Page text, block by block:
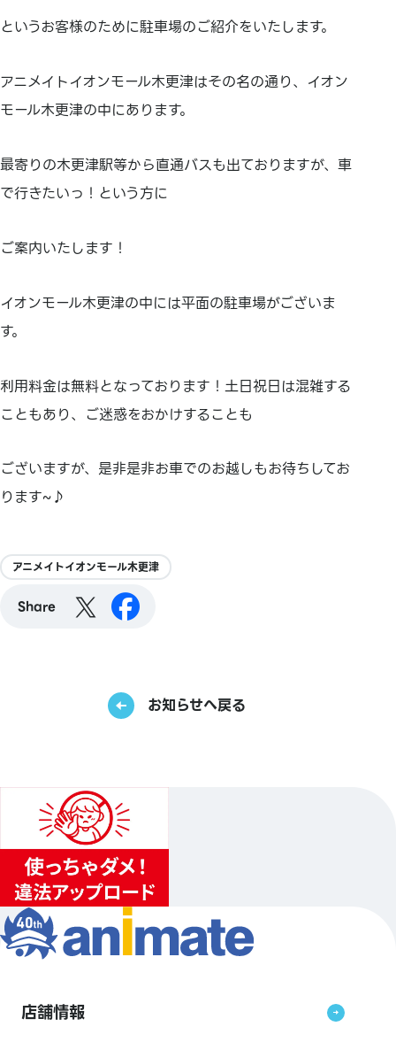
というお客様のために駐車場のご紹介をいたします。
アニメイトイオンモール木更津はその名の通り、イオン
モール木更津の中にあります。
最寄りの木更津駅等から直通バスも出ておりますが、車
で行きたいっ！という方に
ご案内いたします！
イオンモール木更津の中には平面の駐車場がございま
す。
利用料金は無料となっております！土日祝日は混雑する
こともあり、ご迷惑をおかけすることも
ございますが、是非是非お車でのお越しもお待ちしてお
ります~♪
アニメイトイオンモール木更津
Share
お知らせへ戻る
店舗情報